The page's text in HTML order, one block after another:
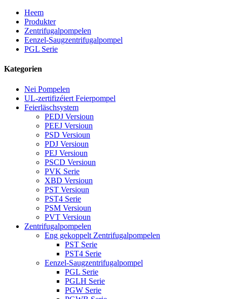
Heem
Produkter
Zentrifugalpompelen
Eenzel-Saugzentrifugalpompel
PGL Serie
Kategorien
Nei Pompelen
UL-zertifizéiert Feierpompel
Feierläschsystem
PEDJ Versioun
PEEJ Versioun
PSD Versioun
PDJ Versioun
PEJ Versioun
PSCD Versioun
PVK Serie
XBD Versioun
PST Versioun
PST4 Serie
PSM Versioun
PVT Versioun
Zentrifugalpompelen
Eng gekoppelt Zentrifugalpompelen
PST Serie
PST4 Serie
Eenzel-Saugzentrifugalpompel
PGL Serie
PGLH Serie
PGW Serie